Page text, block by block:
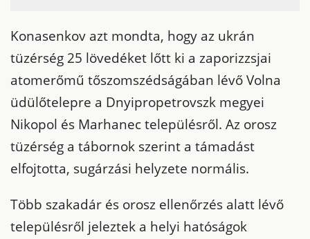
Konasenkov azt mondta, hogy az ukrán
tüzérség 25 lövedéket lőtt ki a zaporizzsjai
atomerőmű tőszomszédságában lévő Volna
üdülőtelepre a Dnyipropetrovszk megyei
Nikopol és Marhanec településről. Az orosz
tüzérség a tábornok szerint a támadást
elfojtotta, sugárzási helyzete normális.
Több szakadár és orosz ellenőrzés alatt lévő
településről jeleztek a helyi hatóságok